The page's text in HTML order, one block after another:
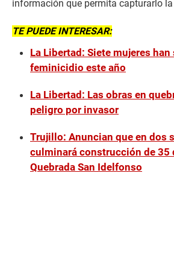
información que permita capturarlo
TE PUEDE INTERESAR:
La Libertad: Siete mujeres
feminicidio este año
La Libertad: Las obras en
peligro por invasor
Trujillo: Anuncian que en dos
culminará construcción de 35
Quebrada San Idelfonso